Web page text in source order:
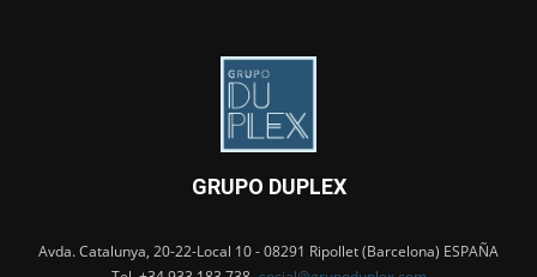
GRUPO DUPLEX
Avda. Catalunya, 20-22-Local 10 - 08291 Ripollet (Barcelona) ESPAÑA